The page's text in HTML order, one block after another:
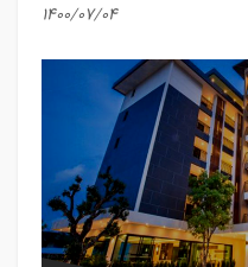
1400/07/04